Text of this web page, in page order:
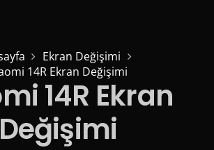
Ekran Değişimi
14R Ekran Değişimi
14R Ekran
Değişimi